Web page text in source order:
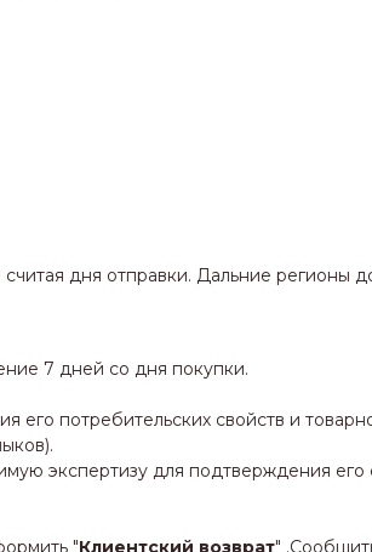
дня отправки. Дальние регионы
7 дней со дня покупки.
его потребительских свойств и
экспертизу для подтверждения его
"Клиентский возврат"